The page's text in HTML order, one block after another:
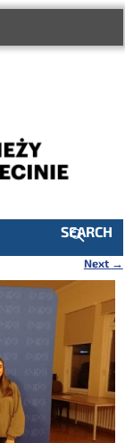
SEARCH
Next →